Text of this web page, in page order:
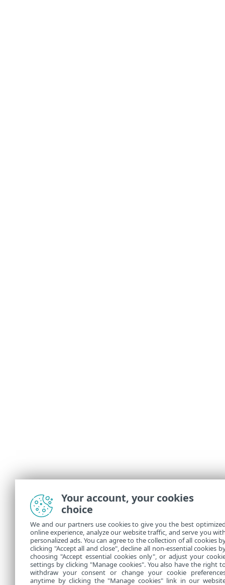
Your account, your cookies
choice
We and our partners use cookies to give you the best
online experience, analyze our website traffic, and serve you
personalized ads. You can agree to the collection of all cookies
clicking "Accept all and close", decline all non-essential cookies
choosing "Accept essential cookies only", or adjust your
settings by clicking "Manage cookies". You also have the right
withdraw your consent or change your cookie
anytime by clicking the "Manage cookies" link in our